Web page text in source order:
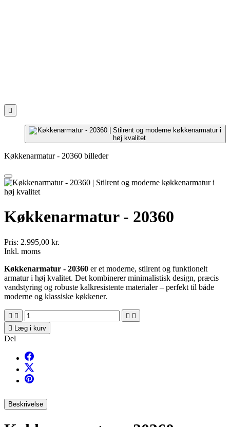

Køkkenarmatur - 20360 billeder
Køkkenarmatur - 20360
Pris: 2.995,00 kr.
Inkl. moms
Køkkenarmatur - 20360 er et moderne, stilrent og funktionelt
armatur i høj kvalitet. Det kombinerer minimalistisk design, præcis
vandstyring og robuste kalkresistente materialer – perfekt til både
moderne og klassiske køkkener.
   

Læg i kurv
Del
Beskrivelse